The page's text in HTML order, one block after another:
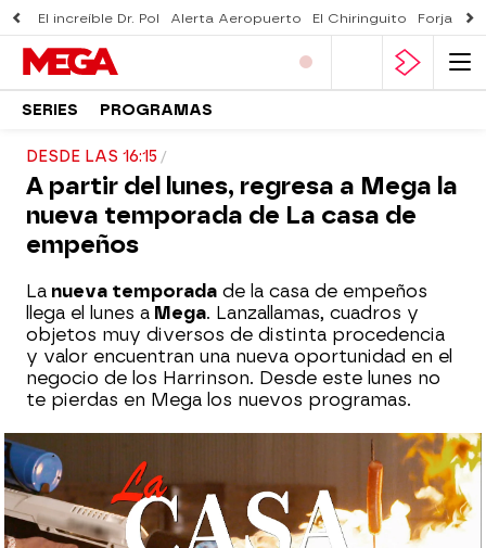
El increíble Dr. Pol Alerta Aeropuerto El Chiringuito Forjado
SERIES PROGRAMAS
DESDE LAS 16:15
A partir del lunes, regresa a Mega la
nueva temporada de La casa de
empeños
La nueva temporada de la casa de empeños
llega el lunes a Mega. Lanzallamas, cuadros y
objetos muy diversos de distinta procedencia
y valor encuentran una nueva oportunidad en el
negocio de los Harrinson. Desde este lunes no
te pierdas en Mega los nuevos programas.